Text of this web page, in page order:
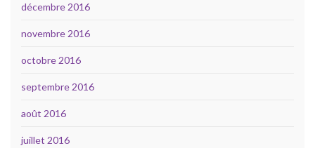
décembre 2016
novembre 2016
octobre 2016
septembre 2016
août 2016
juillet 2016